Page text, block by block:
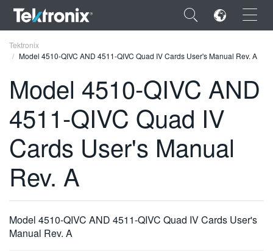
×
ENGLISH
FRANÇAIS
DEUTSCH
VIỆT NAM
简体中文
日本語
Tektronix
Model 4510-QIVC AND 4511-QIVC Quad IV Cards User's Manual Rev. A
Model 4510-QIVC AND
4511-QIVC Quad IV
Cards User's Manual
Rev. A
Model 4510-QIVC AND 4511-QIVC Quad IV Cards User's
Manual Rev. A